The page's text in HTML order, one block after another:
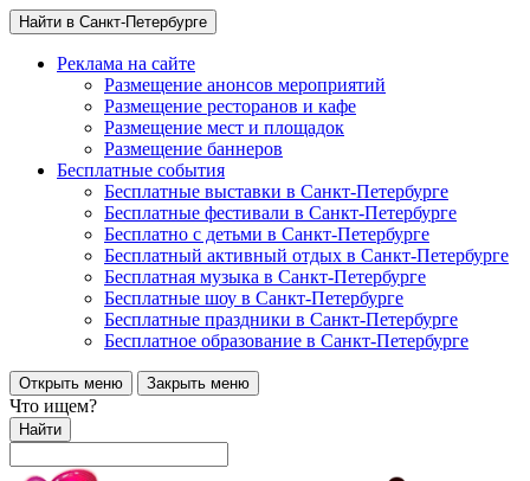
Найти в Санкт-Петербурге
Реклама на сайте
Размещение анонсов мероприятий
Размещение ресторанов и кафе
Размещение мест и площадок
Размещение баннеров
Бесплатные события
Бесплатные выставки в Санкт-Петербурге
Бесплатные фестивали в Санкт-Петербурге
Бесплатно с детьми в Санкт-Петербурге
Бесплатный активный отдых в Санкт-Петербурге
Бесплатная музыка в Санкт-Петербурге
Бесплатные шоу в Санкт-Петербурге
Бесплатные праздники в Санкт-Петербурге
Бесплатное образование в Санкт-Петербурге
Открыть меню Закрыть меню
Что ищем?
Найти